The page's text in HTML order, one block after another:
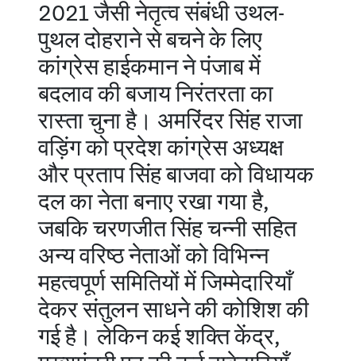
2021 जैसी नेतृत्व संबंधी उथल-
पुथल दोहराने से बचने के लिए
कांग्रेस हाईकमान ने पंजाब में
बदलाव की बजाय निरंतरता का
रास्ता चुना है। अमरिंदर सिंह राजा
वड़िंग को प्रदेश कांग्रेस अध्यक्ष
और प्रताप सिंह बाजवा को विधायक
दल का नेता बनाए रखा गया है,
जबकि चरणजीत सिंह चन्नी सहित
अन्य वरिष्ठ नेताओं को विभिन्न
महत्वपूर्ण समितियों में जिम्मेदारियाँ
देकर संतुलन साधने की कोशिश की
गई है। लेकिन कई शक्ति केंद्र,